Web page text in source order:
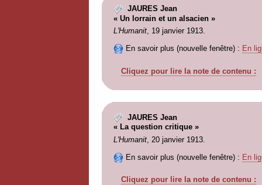
JAURES Jean
« Un lorrain et un alsacien »
L'Humanit, 19 janvier 1913.
En savoir plus (nouvelle fenêtre) : En
Cliquez pour lire la note de contenu :
JAURES Jean
« La question critique »
L'Humanit, 20 janvier 1913.
En savoir plus (nouvelle fenêtre) : En
Cliquez pour lire la note de contenu :